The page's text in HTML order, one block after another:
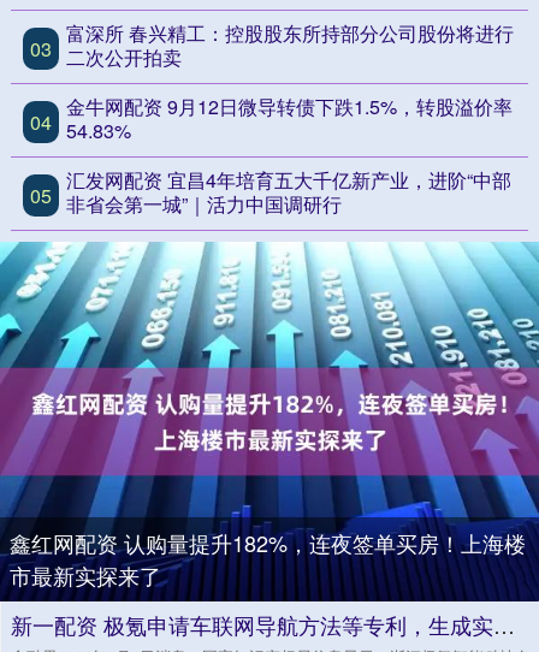
03
富深所 春兴精工：控股股东所持部分公司股份将进行
二次公开拍卖
04
金牛网配资 9月12日微导转债下跌1.5%，转股溢价率
54.83%
05
汇发网配资 宜昌4年培育五大千亿新产业，进阶“中部
非省会第一城”｜活力中国调研行
鑫红网配资 认购量提升182%，连夜签单买房！上海楼
市最新实探来了
新一配资 极氪申请车联网导航方法等专利，生成实际导航路径